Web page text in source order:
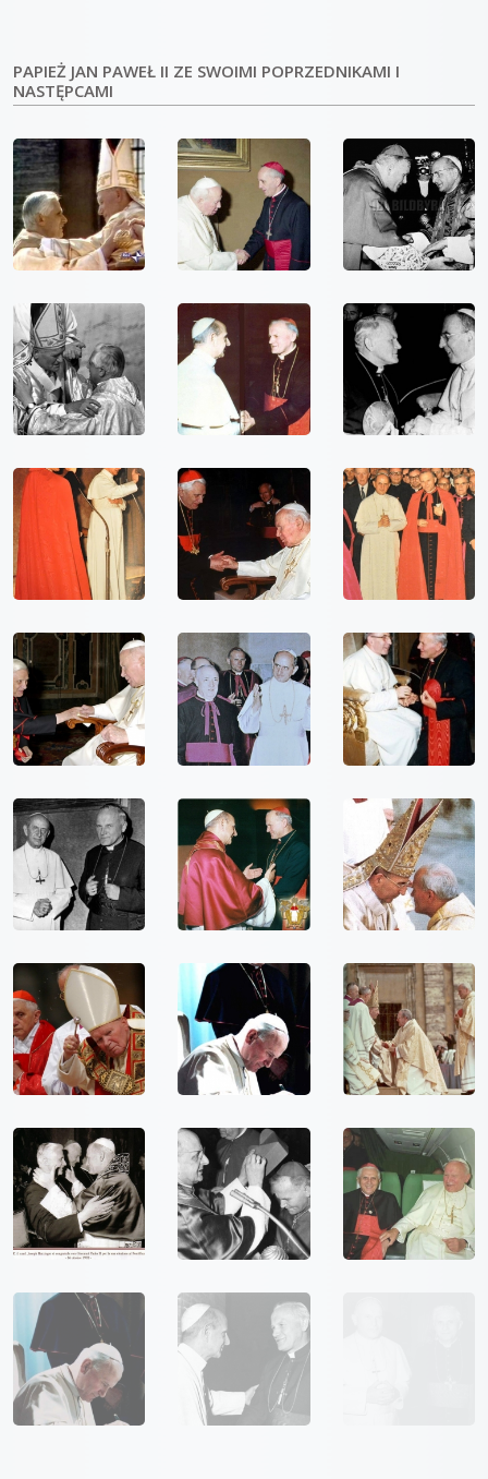
PAPIEŻ JAN PAWEŁ II ZE SWOIMI POPRZEDNIKAMI I
NASTĘPCAMI